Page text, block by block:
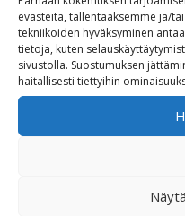
evästeitä, tallentaaksemme ja/
tekniikoiden hyväksyminen
tietoja, kuten
sivustolla. Suostumuksen
haitallisesti tiettyihin
Frame Slider -sarja,